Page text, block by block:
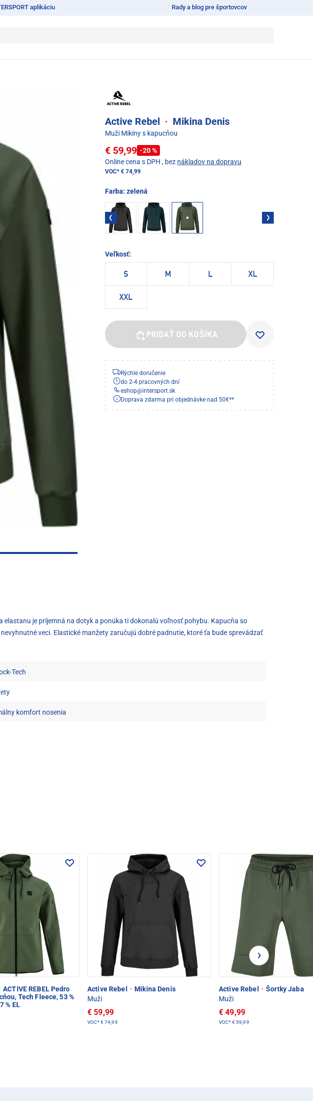
aplikáciu Rady a blog pre športovcov
Active Rebel · Mikina Denis
Muži Mikiny s kapucňou
€ 59,99 -20 %
Online cena s DPH , bez nákladov na dopravu
VOC*€ 74,99
Farba: zelená
Veľkosť:
S M L XL
XXL
PRIDAŤ DO KOŠÍKA
Rýchle doručenie
do 2-4 pracovných dní
eshop@intersport.sk
Doprava zdarma pri objednávke nad 50€**
elastanu je príjemná na dotyk a ponúka ti dokonalú voľnosť pohybu. Kapucňa so
veci. Elastické manžety zaručujú dobré padnutie, ktoré ťa bude sprevádzať
Tech
komfort nosenia
ACTIVE REBEL Pedro
Tech Fleece, 53 %
% EL
Active Rebel · Mikina Denis
Muži
€ 59,99
VOC* € 74,99
Active Rebel · Šortky Jaba
Muži
€ 49,99
VOC* € 59,99